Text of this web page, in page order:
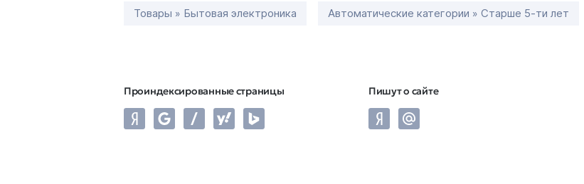
Товары » Бытовая электроника Автоматические категории » Старше 5-ти лет
Проиндексированные страницы Пишут о сайте